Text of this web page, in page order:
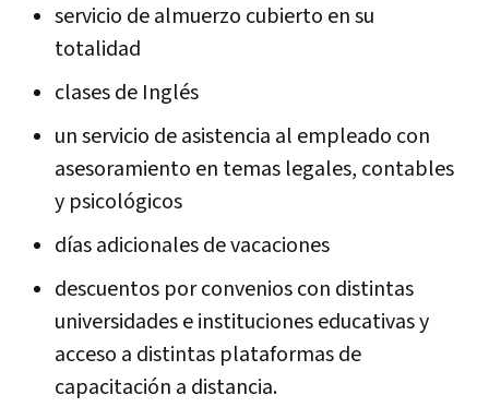
servicio de almuerzo cubierto en su
totalidad
clases de Inglés
un servicio de asistencia al empleado con
asesoramiento en temas legales, contables
y psicológicos
días adicionales de vacaciones
descuentos por convenios con distintas
universidades e instituciones educativas y
acceso a distintas plataformas de
capacitación a distancia.